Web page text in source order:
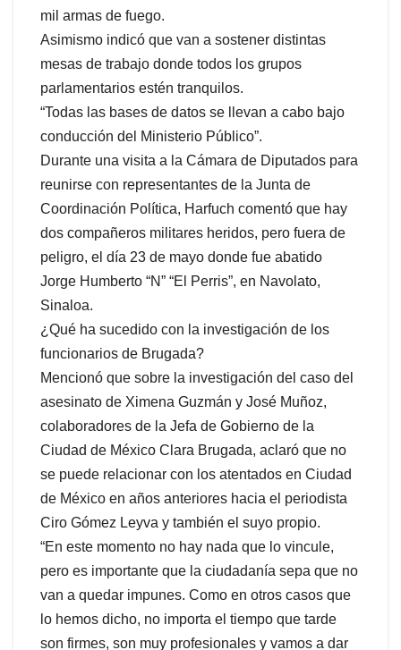
mil armas de fuego.
Asimismo indicó que van a sostener distintas
mesas de trabajo donde todos los grupos
parlamentarios estén tranquilos.
“Todas las bases de datos se llevan a cabo bajo
conducción del Ministerio Público”.
Durante una visita a la Cámara de Diputados para
reunirse con representantes de la Junta de
Coordinación Política, Harfuch comentó que hay
dos compañeros militares heridos, pero fuera de
peligro, el día 23 de mayo donde fue abatido
Jorge Humberto “N” “El Perris”, en Navolato,
Sinaloa.
¿Qué ha sucedido con la investigación de los
funcionarios de Brugada?
Mencionó que sobre la investigación del caso del
asesinato de Ximena Guzmán y José Muñoz,
colaboradores de la Jefa de Gobierno de la
Ciudad de México Clara Brugada, aclaró que no
se puede relacionar con los atentados en Ciudad
de México en años anteriores hacia el periodista
Ciro Gómez Leyva y también el suyo propio.
“En este momento no hay nada que lo vincule,
pero es importante que la ciudadanía sepa que no
van a quedar impunes. Como en otros casos que
lo hemos dicho, no importa el tiempo que tarde
son firmes, son muy profesionales y vamos a dar